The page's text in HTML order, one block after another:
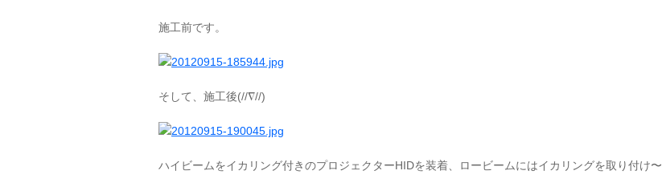
施工前です。
そして、施工後(//∇//)
ハイビームをイカリング付きのプロジェクターHIDを装着、ロービームにはイカリングを取り付け〜